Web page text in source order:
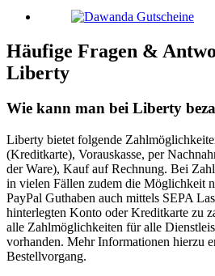
Häufige Fragen &
Liberty
Wie kann man bei Liberty
Liberty bietet folgende
(Kreditkarte), Vorauskasse, per
der Ware), Kauf auf Rechnung. Bei
in vielen Fällen zudem die Möglichkeit
PayPal Guthaben auch mittels SEPA
hinterlegten Konto oder Kreditkarte zu
alle Zahlmöglichkeiten für alle
vorhanden. Mehr Informationen hierzu
Bestellvorgang.